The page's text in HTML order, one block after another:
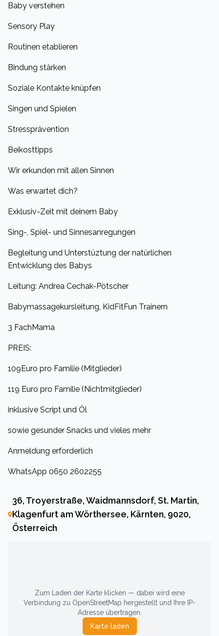
Baby verstehen
Sensory Play
Routinen etablieren
Bindung stärken
Soziale Kontakte knüpfen
Singen und Spielen
Stressprävention
Beikosttipps
Wir erkunden mit allen Sinnen
Was erwartet dich?
Exklusiv-Zeit mit deinem Baby
Sing-, Spiel- und Sinnesanregungen
Begleitung und Unterstüztung der natürlichen
Entwicklung des Babys
Leitung: Andrea Cechak-Pötscher
Babymassagekursleitung, KidFitFun Trainern
3 FachMama
PREIS:
109Euro pro Familie (Mitglieder)
119 Euro pro Familie (Nichtmitglieder)
inklusive Script und Öl
sowie gesunder Snacks und vieles mehr
Anmeldung erforderlich
WhatsApp 0650 2602255
36, Troyerstraße, Waidmannsdorf, St. Martin,
Klagenfurt am Wörthersee, Kärnten, 9020,
Österreich
Zum Laden der Karte klicken — dabei wird eine
Verbindung zu OpenStreetMap hergestellt und Ihre IP-
Adresse übertragen.
Karte laden